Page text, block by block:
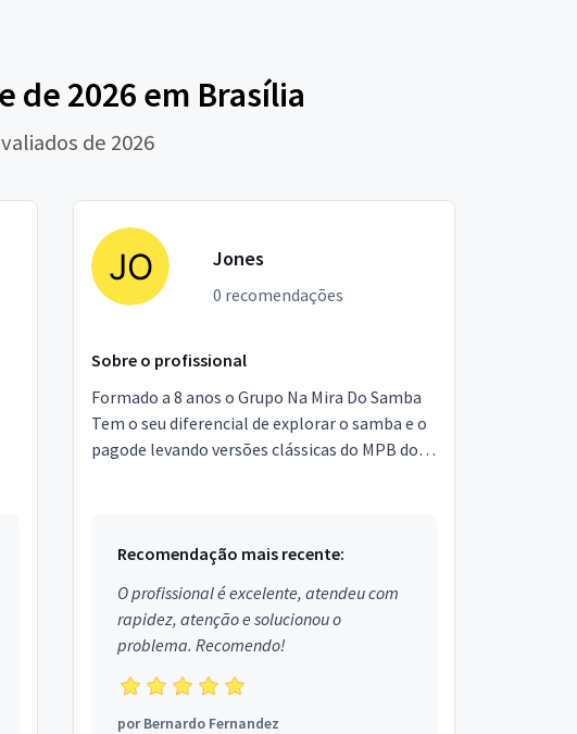
de 2026 em Brasília
de 2026
Jones
0 recomendações
Sobre o profissional
Formado a 8 anos o Grupo Na Mira Do Samba
Tem o seu diferencial de explorar o samba e o
pagode levando versões clássicas do MPB do
Recomendação mais recente:
O profissional é excelente, atendeu com
rapidez, atenção e solucionou o
problema. Recomendo!
porBernardo Fernandez